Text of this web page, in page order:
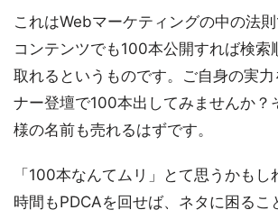
これはWebマーケティングの中の法
コンテンツでも100本公開すれば検索
取れるというものです。ご自身の実力
ナー登壇で100本出してみませんか？
様の名前も売れるはずです。
「100本なんてムリ」とて思うかもし
時間もPDCAを回せば、ネタに困るこ